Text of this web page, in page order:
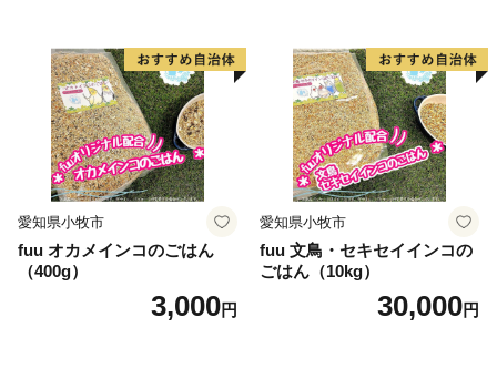
愛知県小牧市
fuu オカメインコのごはん
（400g）
3,000円
愛知県小牧市
fuu 文鳥・セキセイインコの
ごはん（10kg）
30,000円